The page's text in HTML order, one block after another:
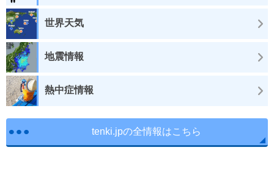
世界天気
地震情報
熱中症情報
tenki.jpの全情報はこちら